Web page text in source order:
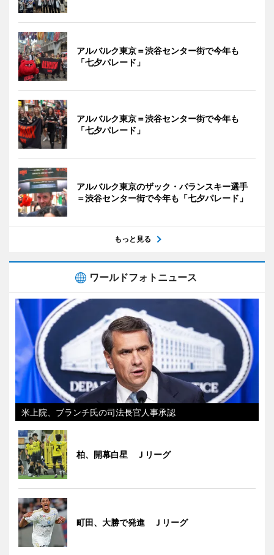
アルバルク東京＝渋谷センター街で今年も
「七夕パレード」
アルバルク東京＝渋谷センター街で今年も
「七夕パレード」
アルバルク東京のザック・バランスキー選手
＝渋谷センター街で今年も「七夕パレード」
もっと見る
ワールドフォトニュース
米上院、ブランチ氏の司法長官人事承認
柏、開幕白星 Ｊリーグ
町田、大勝で発進 Ｊリーグ